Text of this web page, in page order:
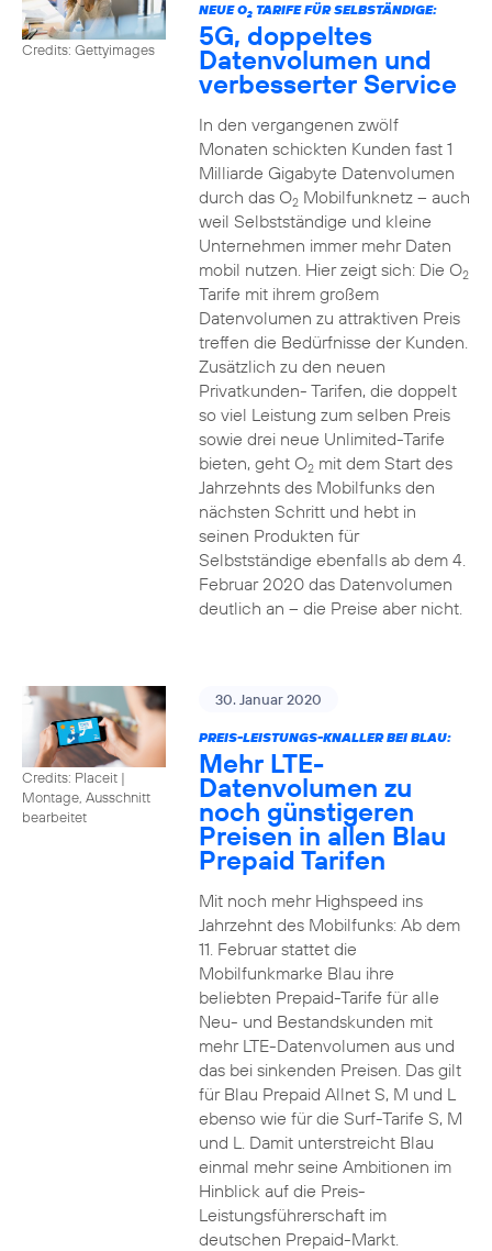
Credits: Gettyimages
NEUE O2TARIFE FÜR SELBSTÄNDIGE:
5G, doppeltes
Datenvolumen und
verbesserter Service
In den vergangenen zwölf
Monaten schickten Kunden fast 1
Milliarde Gigabyte Datenvolumen
durch das O2Mobilfunknetz – auch
weil Selbstständige und kleine
Unternehmen immer mehr Daten
mobil nutzen. Hier zeigt sich: Die O2
Tarife mit ihrem großem
Datenvolumen zu attraktiven Preis
treffen die Bedürfnisse der Kunden.
Zusätzlich zu den neuen
Privatkunden- Tarifen, die doppelt
so viel Leistung zum selben Preis
sowie drei neue Unlimited-Tarife
bieten, geht O2mit dem Start des
Jahrzehnts des Mobilfunks den
nächsten Schritt und hebt in
seinen Produkten für
Selbstständige ebenfalls ab dem 4.
Februar 2020 das Datenvolumen
deutlich an – die Preise aber nicht.
Credits: Placeit |
Montage, Ausschnitt
bearbeitet
30. Januar 2020
PREIS-LEISTUNGS-KNALLER BEI BLAU:
Mehr LTE-
Datenvolumen zu
noch günstigeren
Preisen in allen Blau
Prepaid Tarifen
Mit noch mehr Highspeed ins
Jahrzehnt des Mobilfunks: Ab dem
11. Februar stattet die
Mobilfunkmarke Blau ihre
beliebten Prepaid-Tarife für alle
Neu- und Bestandskunden mit
mehr LTE-Datenvolumen aus und
das bei sinkenden Preisen. Das gilt
für Blau Prepaid Allnet S, M und L
ebenso wie für die Surf-Tarife S, M
und L. Damit unterstreicht Blau
einmal mehr seine Ambitionen im
Hinblick auf die Preis-
Leistungsführerschaft im
deutschen Prepaid-Markt.